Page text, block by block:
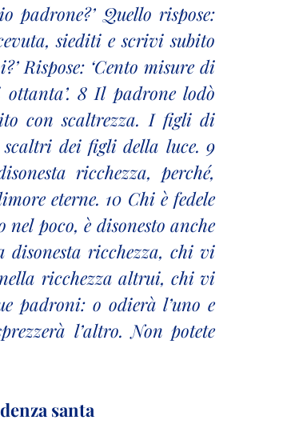
Quello rispose:
siediti e scrivi subito
Rispose: ‘Cento misure di
8 Il padrone lodò
con scaltrezza. I figli di
dei figli della luce. 9
ricchezza, perché,
eterne. 10 Chi è fedele
nel poco, è disonesto anche
disonesta ricchezza, chi vi
ricchezza altrui, chi vi
padroni: o odierà l’uno e
l’altro. Non potete
santa